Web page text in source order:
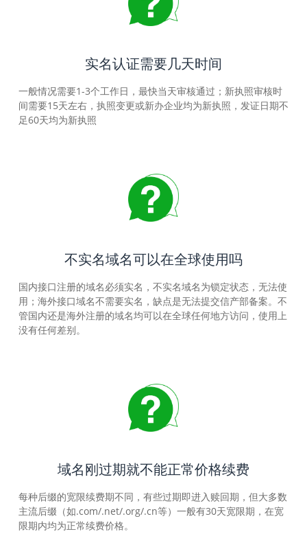
实名认证需要几天时间
一般情况需要1-3个工作日，最快当天审核通过；新执照审核时
间需要15天左右，执照变更或新办企业均为新执照，发证日期不
足60天均为新执照
不实名域名可以在全球使用吗
国内接口注册的域名必须实名，不实名域名为锁定状态，无法使
用；海外接口域名不需要实名，缺点是无法提交信产部备案。不
管国内还是海外注册的域名均可以在全球任何地方访问，使用上
没有任何差别。
域名刚过期就不能正常价格续费
每种后缀的宽限续费期不同，有些过期即进入赎回期，但大多数
主流后缀（如.com/.net/.org/.cn等）一般有30天宽限期，在宽
限期内均为正常续费价格。